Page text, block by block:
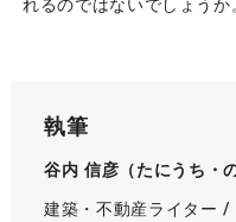
れるのではないでしょうか
執筆
谷内 信彦（たにうち・
建築・不動産ライター